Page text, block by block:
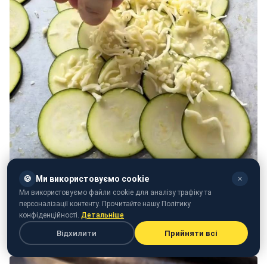
🍪 Ми використовуємо cookie ✕
Ми використовуємо файли cookie для аналізу трафіку та
персоналізації контенту. Прочитайте нашу Політику
конфіденційності. Детальніше
Відхилити Прийняти всі